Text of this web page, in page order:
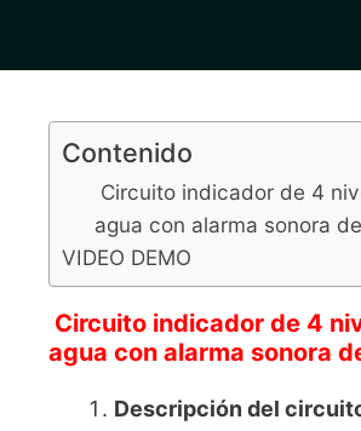
Contenido
Circuito indicador de 4
agua con alarma sonora
VIDEO DEMO
Circuito indicador de 4
agua con alarma sonora
Descripción del